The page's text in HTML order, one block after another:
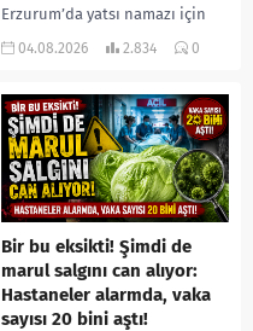
Erzurum’da yatsı namazı için
camiye gelen bir vatandaş,
yerine sevk edilen...
04.08.2026 2.834 0
Bir bu eksikti! Şimdi de
marul salgını can alıyor:
Hastaneler alarmda, vaka
sayısı 20 bini aştı!